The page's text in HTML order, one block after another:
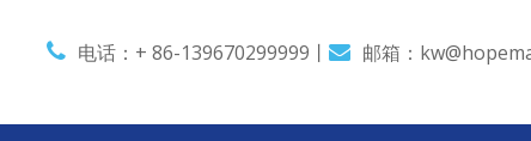
 电话：+ 86-139670299999丨  邮箱：